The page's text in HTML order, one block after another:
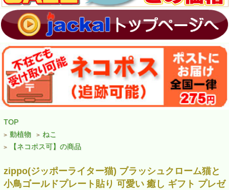
TOP
> 動植物 > ねこ
> 【ネコポス可】の商品
zippo(ジッポーライター猫) ブラッシュクローム猫と
小鳥ゴールドプレート貼り 可愛い 癒し ギフト プレゼ